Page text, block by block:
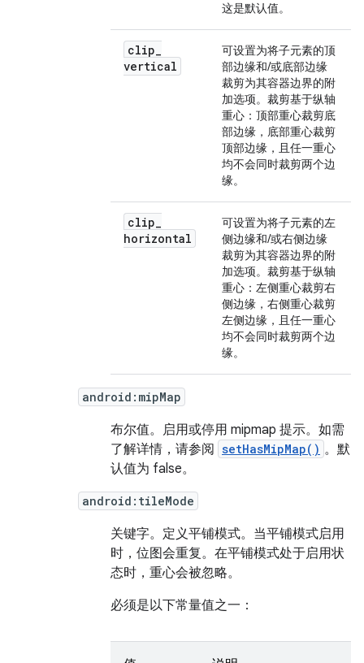
这是默认值。
clip_
vertical
可设置为将子元素的顶
部边缘和/或底部边缘
裁剪为其容器边界的附
加选项。裁剪基于纵轴
重心：顶部重心裁剪底
部边缘，底部重心裁剪
顶部边缘，且任一重心
均不会同时裁剪两个边
缘。
clip_
horizontal
可设置为将子元素的左
侧边缘和/或右侧边缘
裁剪为其容器边界的附
加选项。裁剪基于纵轴
重心：左侧重心裁剪右
侧边缘，右侧重心裁剪
左侧边缘，且任一重心
均不会同时裁剪两个边
缘。
android:mipMap
布尔值。 启用或停用 mipmap 提示。如需
了解详情，请参阅 setHasMipMap() 。默
认值为 false。
android:tileMode
关键字。 定义平铺模式。当平铺模式启用
时，位图会重复。在平铺模式处于启用状
态时，重心会被忽略。
必须是以下常量值之一：